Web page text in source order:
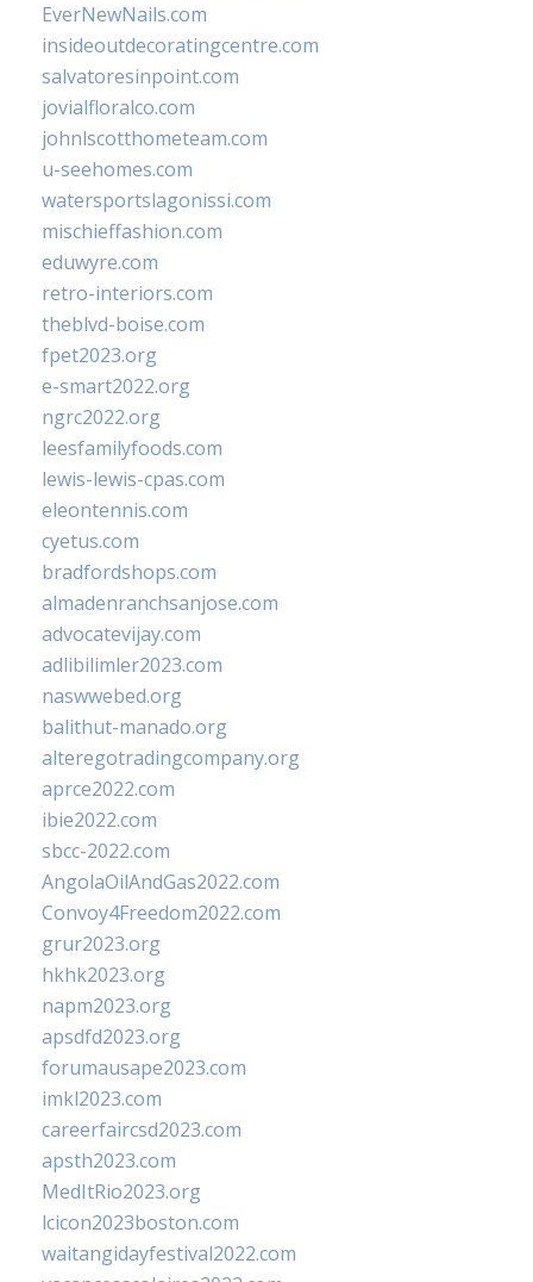
EverNewNails.com
insideoutdecoratingcentre.com
salvatoresinpoint.com
jovialfloralco.com
johnlscotthometeam.com
u-seehomes.com
watersportslagonissi.com
mischieffashion.com
eduwyre.com
retro-interiors.com
theblvd-boise.com
fpet2023.org
e-smart2022.org
ngrc2022.org
leesfamilyfoods.com
lewis-lewis-cpas.com
eleontennis.com
cyetus.com
bradfordshops.com
almadenranchsanjose.com
advocatevijay.com
adlibilimler2023.com
naswwebed.org
balithut-manado.org
alteregotradingcompany.org
aprce2022.com
ibie2022.com
sbcc-2022.com
AngolaOilAndGas2022.com
Convoy4Freedom2022.com
grur2023.org
hkhk2023.org
napm2023.org
apsdfd2023.org
forumausape2023.com
imkl2023.com
careerfaircsd2023.com
apsth2023.com
MedItRio2023.org
lcicon2023boston.com
waitangidayfestival2022.com